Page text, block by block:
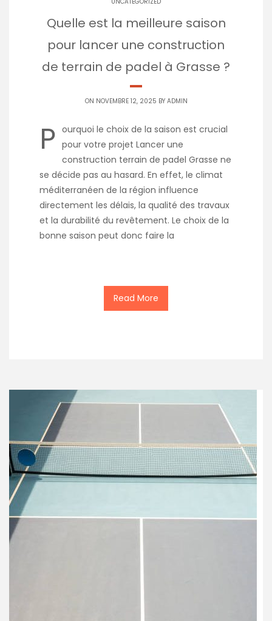
Quelle est la meilleure saison
pour lancer une construction
de terrain de padel à Grasse ?
ON NOVEMBRE 12, 2025 BY ADMIN
P ourquoi le choix de la saison est crucial
pour votre projet Lancer une
construction terrain de padel Grasse ne
se décide pas au hasard. En effet, le climat
méditerranéen de la région influence
directement les délais, la qualité des travaux
et la durabilité du revêtement. Le choix de la
bonne saison peut donc faire la
Read More